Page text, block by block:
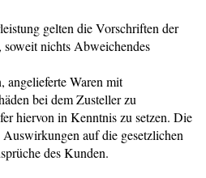
gelten die Vorschriften der
nichts Abweichendes
angelieferte Waren mit
bei dem Zusteller zu
hiervon in Kenntnis zu setzen. Die
auf die gesetzlichen
des Kunden.